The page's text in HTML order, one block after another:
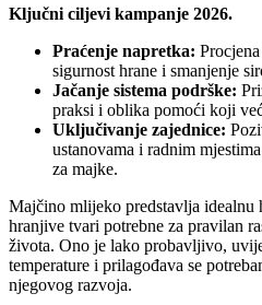
Ključni ciljevi kampanje 2026.
Praćenje napretka:
sigurnost hrane i smanjenje
Jačanje sistema podrške:
praksi i oblika pomoći koji
Uključivanje zajednice:
ustanovama i radnim
za majke.
Majčino mlijeko predstavlja idealnu
hranjive tvari potrebne za pravilan
života. Ono je lako probavljivo,
temperature i prilagođava se
njegovog razvoja.